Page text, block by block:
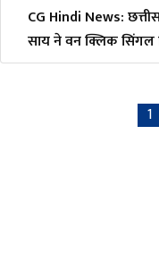
CG Hindi News:
साय ने वन क्लिक सिंगल
1